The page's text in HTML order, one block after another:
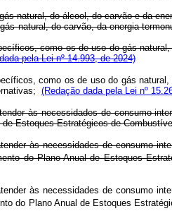
natural, do álcool, do carvão e da
natural, do carvão, da energia
como os de uso do gás
pela Lei nº 14.993, de 2024)
como os de uso do gás
(Redação dada pela Lei nº
às necessidades de consumo
Estoques Estratégicos de
às necessidades de consumo
do Plano Anual de Estoques
às necessidades de consumo
do Plano Anual de Estoques